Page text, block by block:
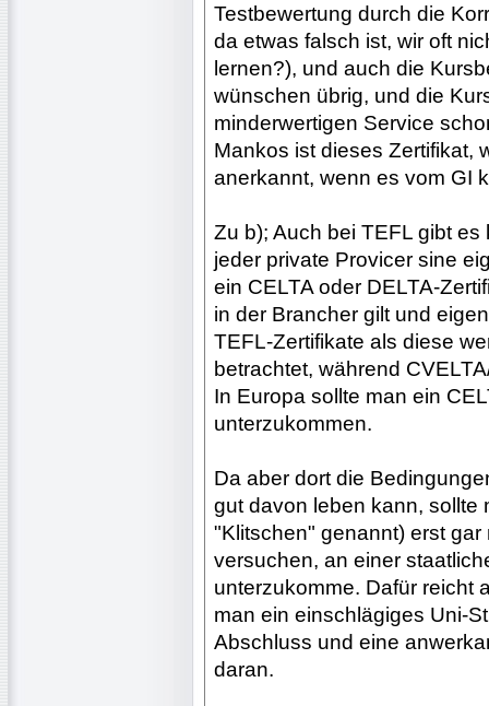
Testbewertung durch die
da etwas falsch ist, wir oft
lernen?), und auch die
wünschen übrig, und die
minderwertigen Service
Mankos ist dieses Zertifikat,
anerkannt, wenn es vom GI
Zu b); Auch bei TEFL gibt
jeder private Provicer sine
ein CELTA oder DELTA-
in der Brancher gilt und
TEFL-Zertifikate als diese
betrachtet, während
In Europa sollte man ein
unterzukommen.
Da aber dort die
gut davon leben kann, sollte
"Klitschen" genannt) erst
versuchen, an einer
unterzukomme. Dafür reicht
man ein einschlägiges Uni-
Abschluss und eine
daran.